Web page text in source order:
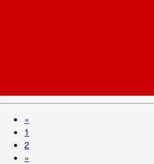
«
1
2
»